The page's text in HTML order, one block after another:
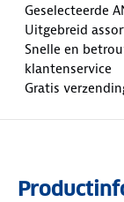
Geselecteerde
Uitgebreid
Snelle en
klantenservice
Gratis